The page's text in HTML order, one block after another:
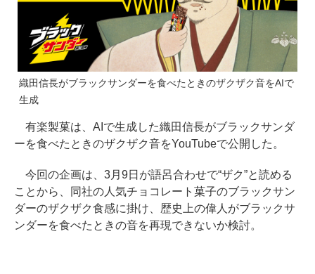
織田信長がブラックサンダーを食べたときのザクザク音をAIで
生成
有楽製菓は、AIで生成した織田信長がブラックサンダ
ーを食べたときのザクザク音をYouTubeで公開した。
今回の企画は、3月9日が語呂合わせで“ザク”と読める
ことから、同社の人気チョコレート菓子のブラックサン
ダーのザクザク食感に掛け、歴史上の偉人がブラックサ
ンダーを食べたときの音を再現できないか検討。